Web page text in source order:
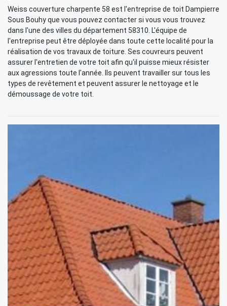
Weiss couverture charpente 58 est l'entreprise de toit Dampierre
Sous Bouhy que vous pouvez contacter si vous vous trouvez
dans l'une des villes du département 58310. L'équipe de
l'entreprise peut être déployée dans toute cette localité pour la
réalisation de vos travaux de toiture. Ses couvreurs peuvent
assurer l'entretien de votre toit afin qu'il puisse mieux résister
aux agressions toute l'année. Ils peuvent travailler sur tous les
types de revêtement et peuvent assurer le nettoyage et le
démoussage de votre toit.